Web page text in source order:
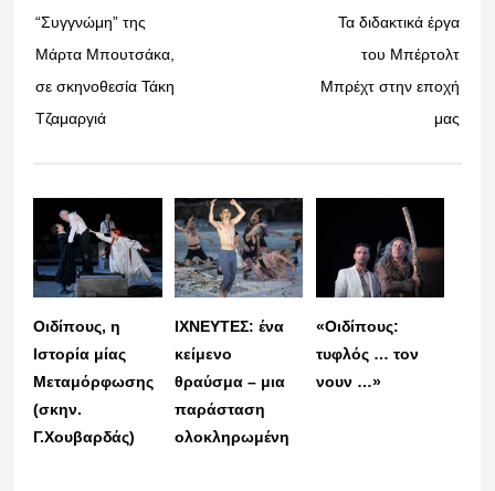
“Συγγνώμη” της
Μάρτα Μπουτσάκα,
σε σκηνοθεσία Τάκη
Τζαμαργιά
Τα διδακτικά έργα
του Μπέρτολτ
Μπρέχτ στην εποχή
μας
Οιδίπους, η
Ιστορία μίας
Μεταμόρφωσης
(σκην.
Γ.Χουβαρδάς)
ΙΧΝΕΥΤΕΣ: ένα
κείμενο
θραύσμα – μια
παράσταση
ολοκληρωμένη
«Οιδίπους:
τυφλός … τον
νουν …»